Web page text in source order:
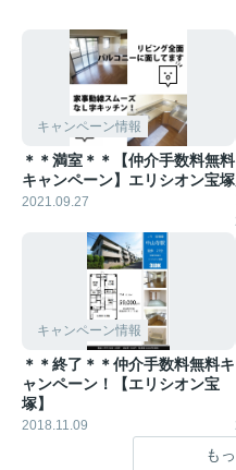
キャンペーン情報
＊＊満室＊＊【仲介手数料無料
キャンペーン】エリシオン宝塚
2021.09.27
キャンペーン情報
＊＊終了＊＊仲介手数料無料キ
ャンペーン！【エリシオン宝
塚】
2018.11.09
も